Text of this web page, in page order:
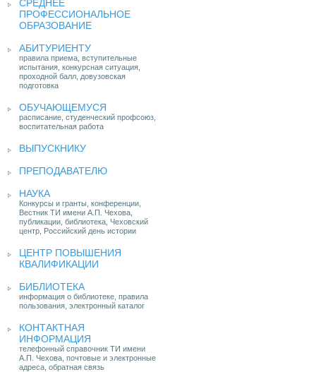
СРЕДНЕЕ
ПРОФЕССИОНАЛЬНОЕ
ОБРАЗОВАНИЕ
АБИТУРИЕНТУ
правила приема, вступительные
испытания, конкурсная ситуация,
проходной балл, довузовская
подготовка
ОБУЧАЮЩЕМУСЯ
расписание, студенческий профсоюз,
воспитательная работа
ВЫПУСКНИКУ
ПРЕПОДАВАТЕЛЮ
НАУКА
Конкурсы и гранты, конференции,
Вестник ТИ имени А.П. Чехова,
публикации, библиотека, Чеховский
центр, Российский день истории
ЦЕНТР ПОВЫШЕНИЯ
КВАЛИФИКАЦИИ
БИБЛИОТЕКА
информация о библиотеке, правила
пользования, электронный каталог
КОНТАКТНАЯ
ИНФОРМАЦИЯ
телефонный справочник ТИ имени
А.П. Чехова, почтовые и электронные
адреса, обратная связь